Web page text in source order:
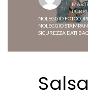
NOLEGGIO
NOLEGGIO
SICUREZZA DATI